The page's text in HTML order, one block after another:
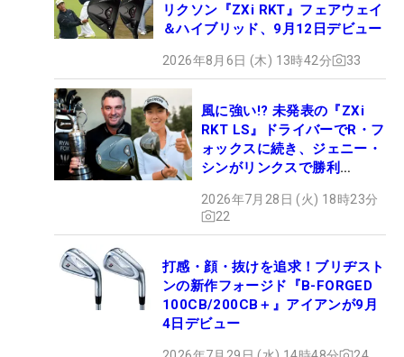
リクソン『ZXi RKT』フェアウェイ
＆ハイブリッド、9月12日デビュー
2026年8月6日 (木) 13時42分 33
風に強い!? 未発表の『ZXi
RKT LS』ドライバーでR・フ
ォックスに続き、ジェニー・
シンがリンクスで勝利
2026年7月28日 (火) 18時23分
22
打感・顔・抜けを追求！ブリヂスト
ンの新作フォージド『B-FORGED
100CB/200CB＋』アイアンが9月
4日デビュー